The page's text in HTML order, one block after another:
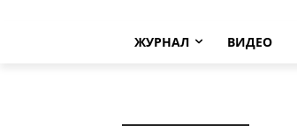
ЖУРНАЛ ВИДЕО